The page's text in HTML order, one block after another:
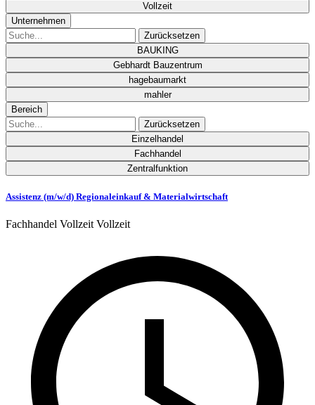
Vollzeit
Unternehmen
Zurücksetzen
BAUKING
Gebhardt Bauzentrum
hagebaumarkt
mahler
Bereich
Zurücksetzen
Einzelhandel
Fachhandel
Zentralfunktion
Assistenz (m/w/d) Regionaleinkauf & Materialwirtschaft
Fachhandel Vollzeit Vollzeit